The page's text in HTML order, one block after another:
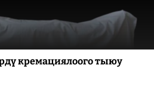
кремациялоого тыюу